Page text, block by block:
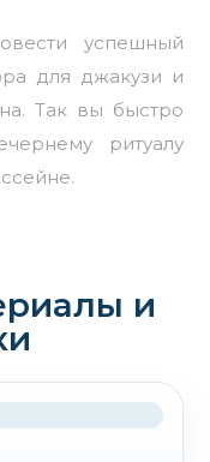
успешный
для джакузи и
Так вы быстро
ритуалу
и